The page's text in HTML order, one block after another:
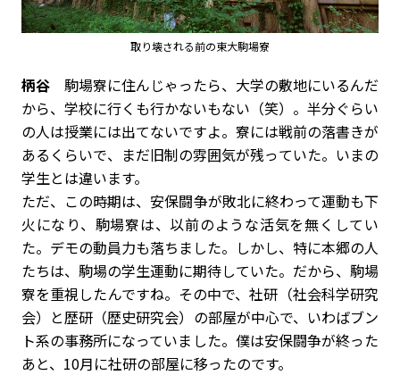
取り壊される前の東大駒場寮
柄谷 駒場寮に住んじゃったら、大学の敷地にいるんだ
から、学校に行くも行かないもない（笑）。半分ぐらい
の人は授業には出てないですよ。寮には戦前の落書きが
あるくらいで、まだ旧制の雰囲気が残っていた。いまの
学生とは違います。
ただ、この時期は、安保闘争が敗北に終わって運動も下
火になり、駒場寮は、以前のような活気を無くしてい
た。デモの動員力も落ちました。しかし、特に本郷の人
たちは、駒場の学生運動に期待していた。だから、駒場
寮を重視したんですね。その中で、社研（社会科学研究
会）と歴研（歴史研究会）の部屋が中心で、いわばブン
ト系の事務所になっていました。僕は安保闘争が終った
あと、10月に社研の部屋に移ったのです。